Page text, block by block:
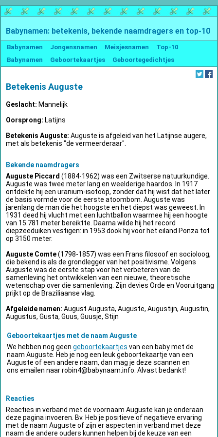
Babynamen: betekenis, bekende naamdragers en top-10
Babynamen Jongensnamen Meisjesnamen
Top-10
Babynamen
Geboortekaartjes Geboortegedichtjes
Betekenis Auguste
Geslacht: Mannelijk
Oorsprong: Latijns
Betekenis Auguste: Auguste is afgeleid van het Latijnse augere,
met als betekenis "de vermeerderaar".
Bekende naamdragers
Auguste Piccard (1884-1962) was een Zwitserse natuurkundige.
Auguste was twee meter lang en weelderige haardos. In 1917
ontdekte hij een uranium-isotoop, zonder dat hij wist dat het later
de basis vormde voor de eerste atoombom. Auguste was
jarenlang de man die het hoogste en het diepst was geweest. In
1931 deed hij vlucht met een luchtballon waarmee hij een hoogte
van 15.781 meter bereiktte. Daarna wilde hij het record
diepzeeduiken vestigen: in 1953 dook hij voor het eiland Ponza tot
op 3150 meter.
Auguste Comte(1798-1857) was een Frans filosoof en socioloog,
die bekend is als de grondlegger van het positivisme. Volgens
Auguste was de eerste stap voor het verbeteren van de
samenleving het ontwikkelen van een nieuwe, theoretische
wetenschap over die samenleving. Zijn devies Orde en Vooruitgang
prijkt op de Braziliaanse vlag.
Afgeleide namen: August Augusta, Auguste, Augustijn, Augustin,
Augustus, Gusta, Guus, Guusje, Stijn
Geboortekaartjes met de naam Auguste
We hebben nog geen geboortekaartjes van een baby met de
naam Auguste. Heb je nog een leuk geboortekaartje van een
Auguste of een andere naam, dan mag je deze scannen en
ons emailen naarrobin4@babynaam.info . Alvast bedankt!
Reacties
Reacties in verband met de voornaam Auguste kan je onderaan
deze pagina invoeren. Bv. Heb je positieve of negatieve ervaring
met de naam Auguste of zijn er aspecten in verband met deze
naam die andere ouders kunnen helpen bij de keuze van een